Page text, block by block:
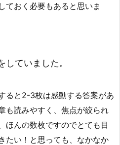
ておく必要もあると思いま
していました。
ると2-3枚は感動する答案があ
も読みやすく、焦点が絞られ
ほんの数枚ですのでとても目
たい！と思っても、なかなか